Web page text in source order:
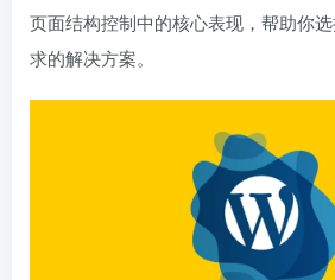
页面结构控制中的核心表现，帮助你
求的解决方案。